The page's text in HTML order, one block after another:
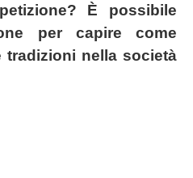
È possibile
per capire come
nella società